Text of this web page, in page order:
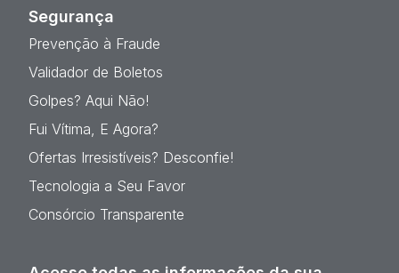
Segurança
Prevenção à Fraude
Validador de Boletos
Golpes? Aqui Não!
Fui Vítima, E Agora?
Ofertas Irresistíveis? Desconfie!
Tecnologia a Seu Favor
Consórcio Transparente